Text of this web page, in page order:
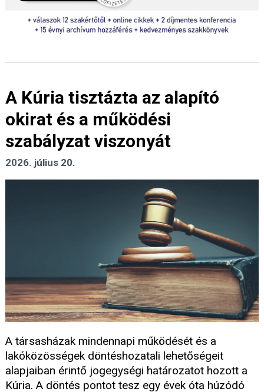
A Kúria tisztázta az alapító
okirat és a működési
szabályzat viszonyát
2026. július 20.
A társasházak mindennapi működését és a
lakóközösségek döntéshozatali lehetőségeit
alapjaiban érintő jogegységi határozatot hozott a
Kúria. A döntés pontot tesz egy évek óta húzódó